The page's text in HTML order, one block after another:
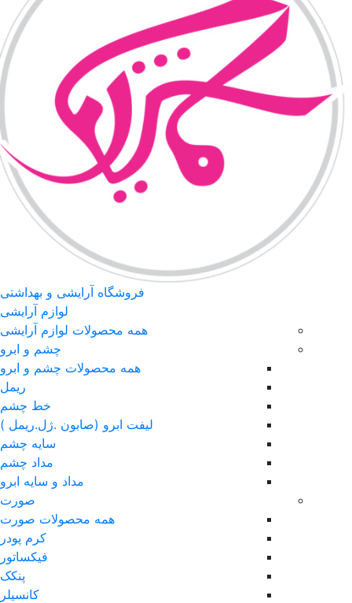
فروشگاه آرایشی و بهداشتی
لوازم آرایشی
همه محصولات لوازم آرایشی
چشم و ابرو
همه محصولات چشم و ابرو
ریمل
خط چشم
لیفت ابرو (صابون .ژل.ریمل )
سایه چشم
مداد چشم
مداد و سایه ابرو
صورت
همه محصولات صورت
کرم پودر
فیکساتور
پنکک
کانسیلر